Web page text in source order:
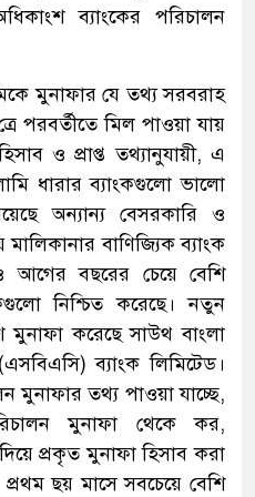
ব্যাংকের পরিচালন
মুনাফার যে তথ্য সরবরাহ
পরবর্তীতে মিল পাওয়া যায়
ও প্রাপ্ত তথ্যানুযায়ী, এ
ধারার ব্যাংকগুলো ভালো
অন্যান্য বেসরকারি ও
মালিকানার বাণিজ্যিক ব্যাংক
আগের বছরের চেয়ে বেশি
নিশ্চিত করেছে। নতুন
মুনাফা করেছে সাউথ বাংলা
ব্যাংক লিমিটেড।
মুনাফার তথ্য পাওয়া যাচ্ছে,
মুনাফা থেকে কর,
প্রকৃত মুনাফা হিসাব করা
ছয় মাসে সবচেয়ে বেশি